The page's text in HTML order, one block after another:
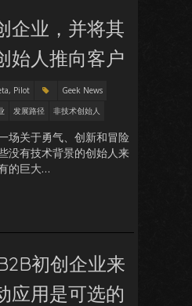
企业，并将其
始人推向客户
Pilot
Geek News
发展路径 非技术创始人
场关于勇气、创新和冒险
没有技术背景的创始人来
的巨大…
初创企业来
应用是可选的